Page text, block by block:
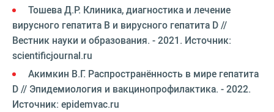
Тошева Д.Р. Клиника, диагностика и лечение
вирусного гепатита В и вирусного гепатита D //
Вестник науки и образования. - 2021. Источник:
scientificjournal.ru
Акимкин В.Г. Распространённость в мире гепатита
D // Эпидемиология и вакцинопрофилактика. - 2022.
Источник: epidemvac.ru